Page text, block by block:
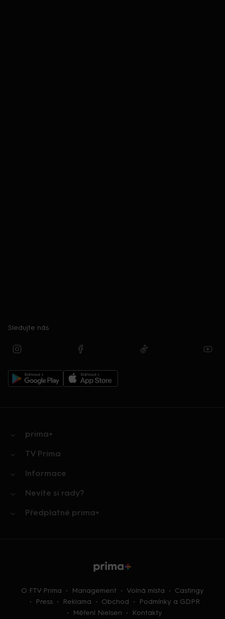
Sledujte nás
prima+
TV Prima
Informace
Nevíte si rady?
Předplatné prima+
O FTV Prima Management Volná místa
Castingy
Press
Reklama Obchod
Podmínky a GDPR
Měření Nielsen
Kontakty